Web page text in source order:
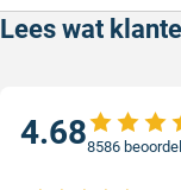
Lees wat
4.688586